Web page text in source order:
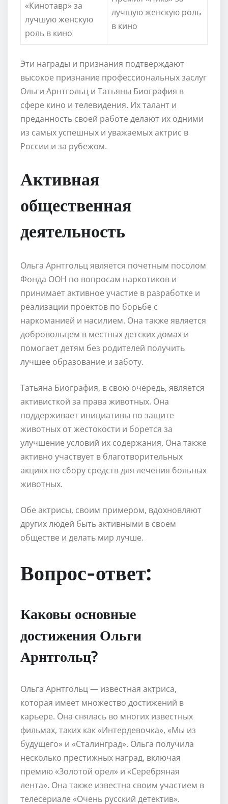
«Кинотавр» за
лучшую женскую
роль в кино
лучшую женскую роль
в кино
Эти награды и признания подтверждают
высокое признание профессиональных заслуг
Ольги Арнтгольц и Татьяны Биография в
сфере кино и телевидения. Их талант и
преданность своей работе делают их одними
из самых успешных и уважаемых актрис в
России и за рубежом.
Активная
общественная
деятельность
Ольга Арнтгольц является почетным посолом
Фонда ООН по вопросам наркотиков и
принимает активное участие в разработке и
реализации проектов по борьбе с
наркоманией и насилием. Она также является
добровольцем в местных детских домах и
помогает детям без родителей получить
лучшее образование и заботу.
Татьяна Биография, в свою очередь, является
активисткой за права животных. Она
поддерживает инициативы по защите
животных от жестокости и борется за
улучшение условий их содержания. Она также
активно участвует в благотворительных
акциях по сбору средств для лечения больных
животных.
Обе актрисы, своим примером, вдохновляют
других людей быть активными в своем
обществе и делать мир лучше.
Вопрос-ответ:
Каковы основные
достижения Ольги
Арнтгольц?
Ольга Арнтгольц — известная актриса,
которая имеет множество достижений в
карьере. Она снялась во многих известных
фильмах, таких как «Интердевочка», «Мы из
будущего» и «Сталинград». Ольга получила
несколько престижных наград, включая
премию «Золотой орел» и «Серебряная
лента». Она также известна своим участием в
телесериале «Очень русский детектив».